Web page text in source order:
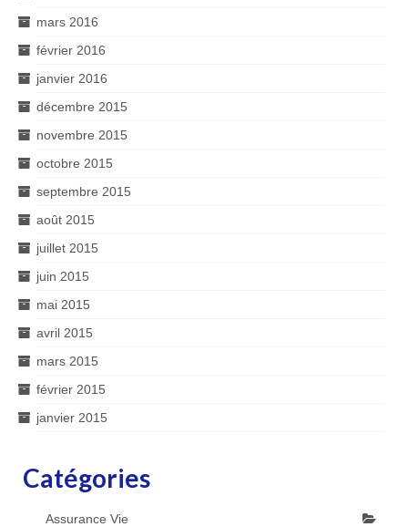
mars 2016
février 2016
janvier 2016
décembre 2015
novembre 2015
octobre 2015
septembre 2015
août 2015
juillet 2015
juin 2015
mai 2015
avril 2015
mars 2015
février 2015
janvier 2015
Catégories
Assurance Vie